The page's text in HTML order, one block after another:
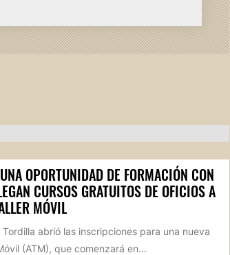
OPORTUNIDAD DE FORMACIÓN CON
CURSOS GRATUITOS DE OFICIOS A
MÓVIL
abrió las inscripciones para una nueva
(ATM), que comenzará en...